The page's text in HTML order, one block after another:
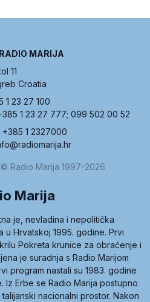
MARIJA
11
Croatia
1 23 27 100
1 23 27 777; 099 502 00 52
+385 1 2327000
Radio Marija 1997-2026
Marija
je, nevladina i nepolitička
Hrvatskoj 1995. godine. Prvi
Pokreta krunice za obraćenje i
je suradnja s Radio Marijom
program nastali su 1983. godine
Iz Erbe se Radio Marija postupno
nacionalni prostor. Nakon